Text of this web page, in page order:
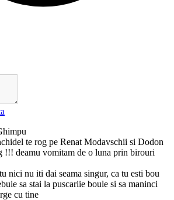
te rog pe Renat Modavschii si Dodon
!!! deamu vomitam de o luna prin birouri
nici nu iti dai seama singur, ca tu esti bou
sa stai la puscariie boule si sa maninci
cu tine